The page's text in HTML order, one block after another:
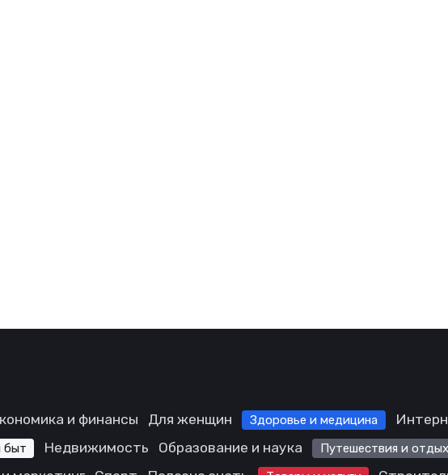
и финансы Для женщин Здоровье и медицина
быт Недвижимость Образование и наука Путешествия и отдых